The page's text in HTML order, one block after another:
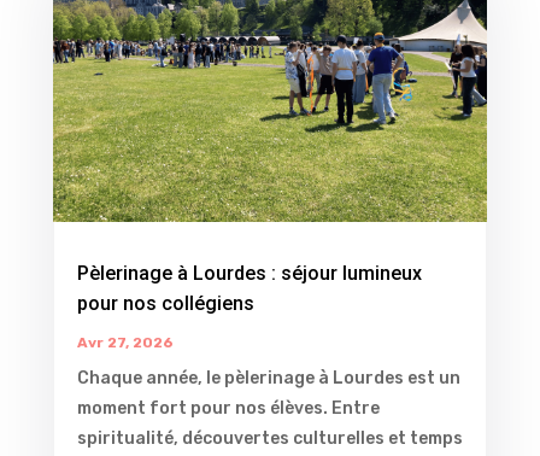
Pèlerinage à Lourdes : séjour lumineux
pour nos collégiens
Avr 27, 2026
Chaque année, le pèlerinage à Lourdes est un
moment fort pour nos élèves. Entre
spiritualité, découvertes culturelles et temps